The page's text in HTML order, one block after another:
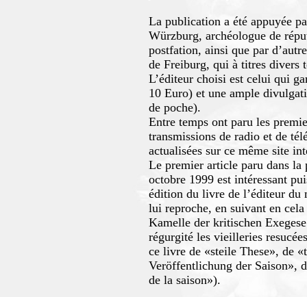
La publication a été appuyée
Würzburg, archéologue de
postfation, ainsi que par
de Freiburg, qui à titres divers
L’éditeur choisi est celui qui
10 Euro) et une ample
de poche).
Entre temps ont paru les
transmissions de radio et de
actualisées sur ce même site
Le premier article paru dans la
octobre 1999 est intéressant
édition du livre de l’éditeur du
lui reproche, en suivant en
Kamelle der kritischen
régurgité les vieilleries
ce livre de «steile These», de
Veröffentlichung der Saison»,
de la saison»).